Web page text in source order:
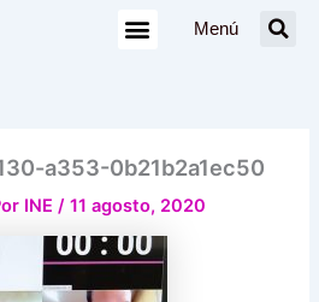
Menú
a353-0b21b2a1ec50
INE/11 agosto, 2020